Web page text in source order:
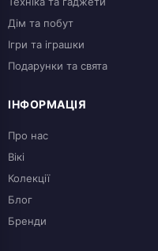
Дім та побут
Ігри та іграшки
Подарунки та свята
ІНФОРМАЦІЯ
Про нас
Вікі
Колекції
Блог
Бренди